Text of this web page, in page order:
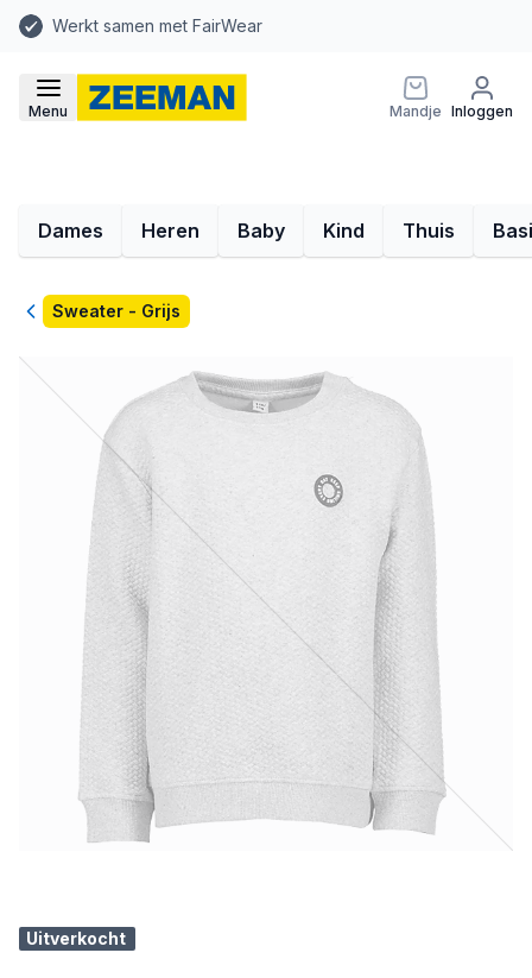
Werkt samen met FairWear
Menu Mandje Inloggen
Dames Heren Baby Kind Thuis
TerugSweater - Grijs
Uitverkocht